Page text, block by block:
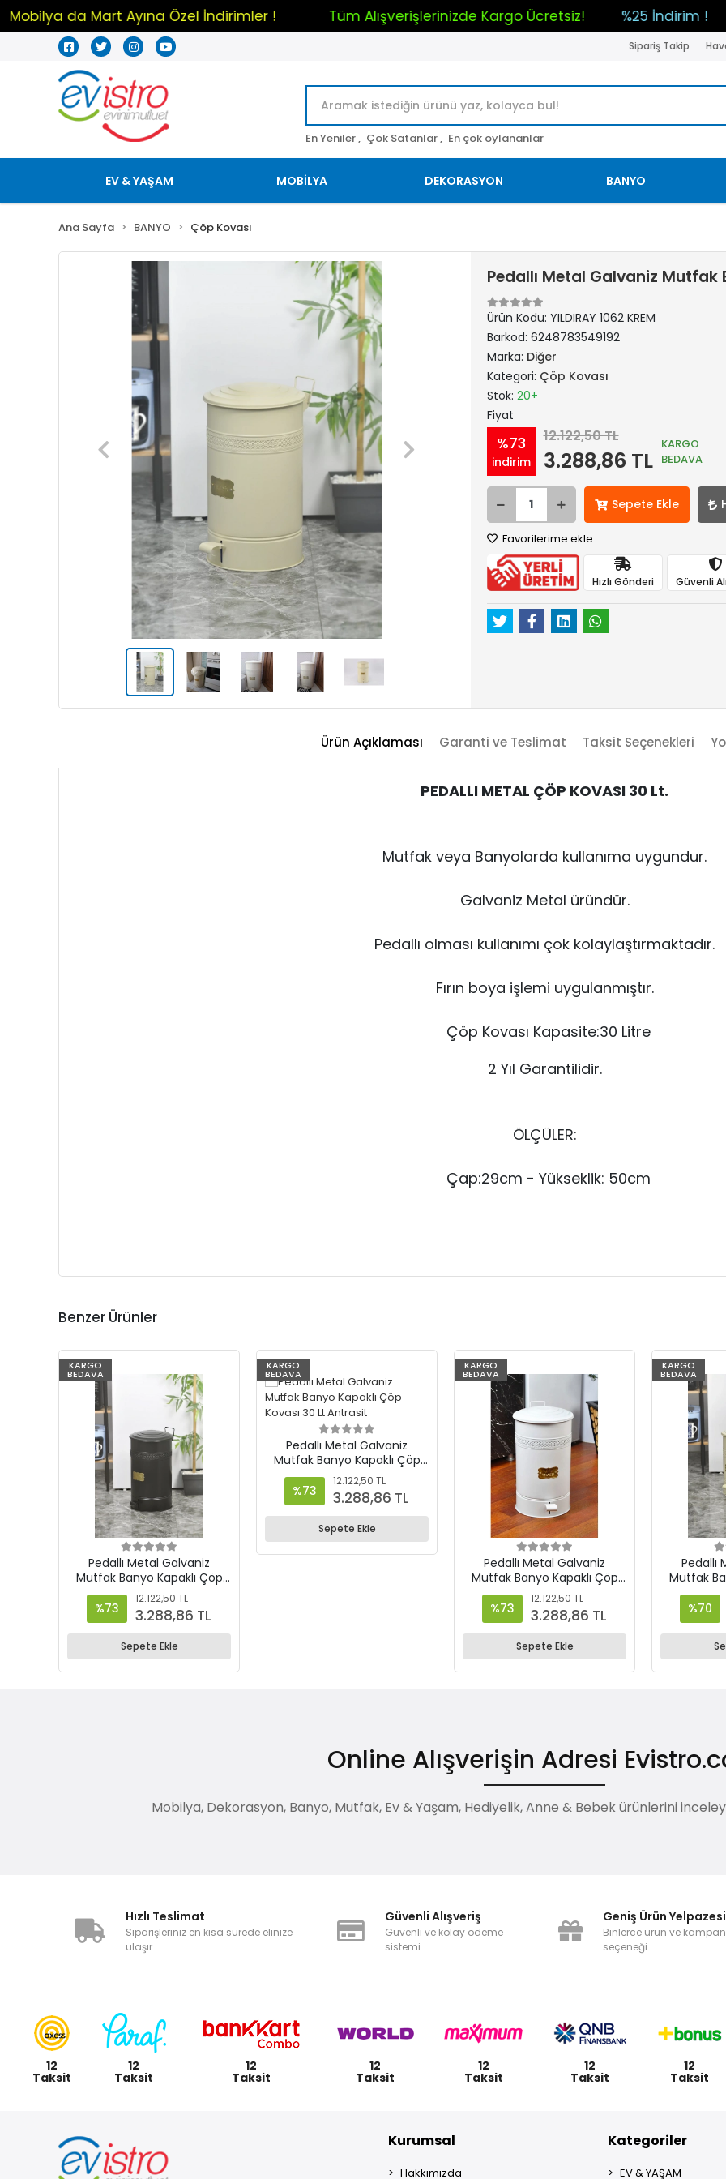
! Mobilya da Mart Ayına Özel İndirimler ! Tüm Alışverişlerinizde Kargo Ücretsiz! %25
Sipariş Takip
En Yeniler , Çok Satanlar , En çok oylananlar
EV & YAŞAM MOBİLYA DEKORASYON BANYO
Ana Sayfa BANYO Çöp Kovası
Pedallı Metal Galvaniz Mutfak
Ürün Kodu: YILDIRAY 1062 KREM
Barkod: 6248783549192
Marka: Diğer
Kategori: Çöp Kovası
Stok: 20+
Fiyat
%73
indirim
12.122,50 TL
3.288,86 TL
KARGO
BEDAVA
Sepete Ekle
Favorilerime ekle
Hızlı Gönderi Güvenli
Ürün Açıklaması Garanti ve Teslimat Taksit Seçenekleri
PEDALLI METAL ÇÖP KOVASI 30 Lt.
Mutfak veya Banyolarda kullanıma uygundur.
Galvaniz Metal üründür.
Pedallı olması kullanımı çok kolaylaştırmaktadır.
Fırın boya işlemi uygulanmıştır.
Çöp Kovası Kapasite:30 Litre
2 Yıl Garantilidir.
ÖLÇÜLER:
Çap:29cm - Yükseklik: 50cm
Benzer Ürünler
KARGO
BEDAVA
%73
Pedallı Metal Galvaniz
Mutfak Banyo Kapaklı Çöp
Kovası 30 Lt Siyah
%73
12.122,50 TL
3.288,86 TL
Sepete Ekle
KARGO
BEDAVA
%73
Pedallı Metal Galvaniz
Mutfak Banyo Kapaklı Çöp
Kovası 30 Lt Antrasit
%73
12.122,50 TL
3.288,86 TL
Sepete Ekle
KARGO
BEDAVA
%73
Pedallı Metal Galvaniz
Mutfak Banyo Kapaklı Çöp
Kovası 30 Lt Beyaz
%73
12.122,50 TL
3.288,86 TL
Sepete Ekle
KARGO
BEDAVA
%70
Pedallı
Mutfak
%70
Online Alışverişin Adresi
Mobilya, Dekorasyon, Banyo, Mutfak, Ev & Yaşam, Hediyelik, Anne & Bebek ürünlerini
Hızlı Teslimat
Siparişleriniz en kısa sürede elinize
ulaşır.
Güvenli Alışveriş
Güvenli ve kolay ödeme
sistemi
Geniş Ürün Yelpazesi
Binlerce ürün ve
seçeneği
12
Taksit
12
Taksit
12
Taksit
12
Taksit
12
Taksit
12
Taksit
12
Taksit
Kurumsal
Hakkımızda
Kategoriler
EV & YAŞAM